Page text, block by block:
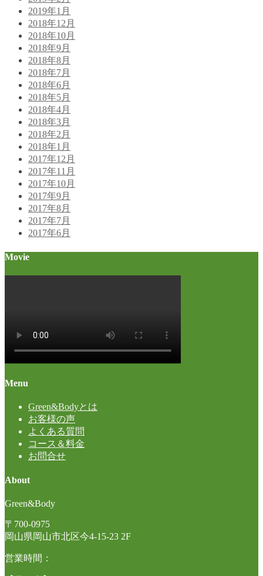
2019年1月
2018年12月
2018年10月
2018年9月
2018年8月
2018年7月
2018年6月
2018年5月
2018年4月
2018年3月
2018年2月
2018年1月
2017年12月
2017年11月
2017年10月
2017年9月
2017年8月
2017年7月
2017年6月
Movie
Menu
Green&Bodyとは
お客様の声
よくある質問
コース＆料金
お問合せ
About
Green&Body
〒700-0975
岡山県岡山市北区今4-15-23 2F
営業時間：